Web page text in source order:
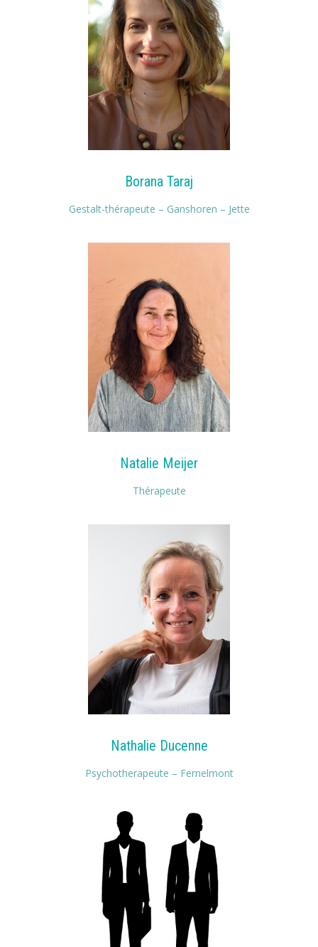
Borana Taraj
Gestalt-thérapeute – Ganshoren – Jette
Natalie Meijer
Thérapeute
Nathalie Ducenne
Psychotherapeute – Fernelmont